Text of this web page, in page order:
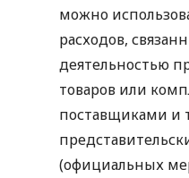
можно
расходов,
деятельностью
товаров или
поставщиками и
(официальных